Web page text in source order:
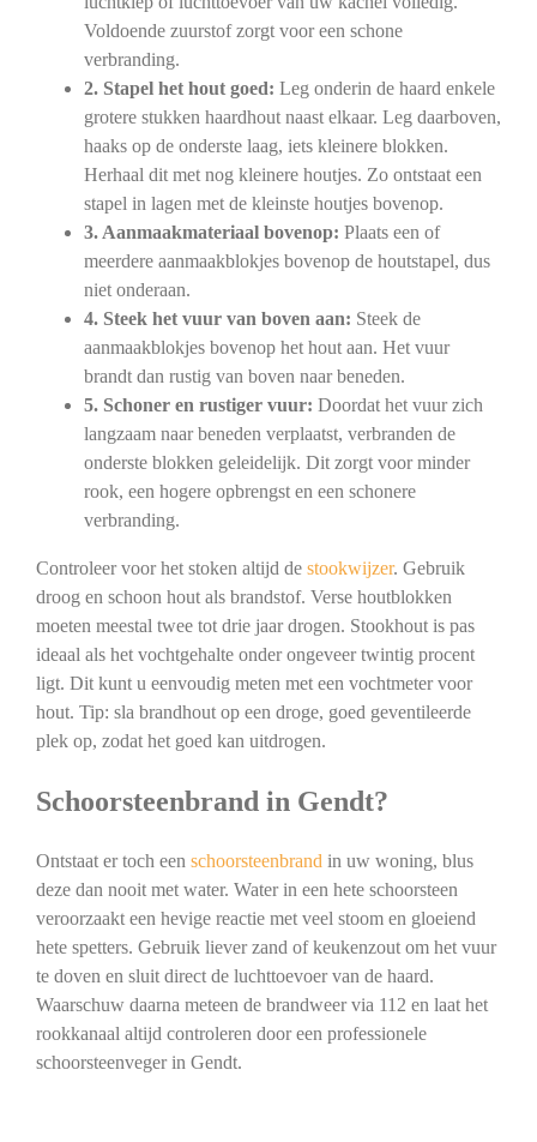
Voldoende zuurstof zorgt voor een schone
verbranding.
2. Stapel het hout goed: Leg onderin de haard enkele
grotere stukken haardhout naast elkaar. Leg daarboven,
haaks op de onderste laag, iets kleinere blokken.
Herhaal dit met nog kleinere houtjes. Zo ontstaat een
stapel in lagen met de kleinste houtjes bovenop.
3. Aanmaakmateriaal bovenop: Plaats een of
meerdere aanmaakblokjes bovenop de houtstapel, dus
niet onderaan.
4. Steek het vuur van boven aan: Steek de
aanmaakblokjes bovenop het hout aan. Het vuur
brandt dan rustig van boven naar beneden.
5. Schoner en rustiger vuur: Doordat het vuur zich
langzaam naar beneden verplaatst, verbranden de
onderste blokken geleidelijk. Dit zorgt voor minder
rook, een hogere opbrengst en een schonere
verbranding.
Controleer voor het stoken altijd de stookwijzer. Gebruik
droog en schoon hout als brandstof. Verse houtblokken
moeten meestal twee tot drie jaar drogen. Stookhout is pas
ideaal als het vochtgehalte onder ongeveer twintig procent
ligt. Dit kunt u eenvoudig meten met een vochtmeter voor
hout. Tip: sla brandhout op een droge, goed geventileerde
plek op, zodat het goed kan uitdrogen.
Schoorsteenbrand in Gendt?
Ontstaat er toch een schoorsteenbrand in uw woning, blus
deze dan nooit met water. Water in een hete schoorsteen
veroorzaakt een hevige reactie met veel stoom en gloeiend
hete spetters. Gebruik liever zand of keukenzout om het vuur
te doven en sluit direct de luchttoevoer van de haard.
Waarschuw daarna meteen de brandweer via 112 en laat het
rookkanaal altijd controleren door een professionele
schoorsteenveger in Gendt.